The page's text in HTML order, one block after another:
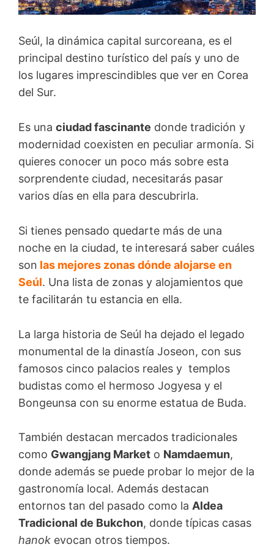
Seúl, la dinámica capital surcoreana, es el
principal destino turístico del país y uno de
los lugares imprescindibles que ver en Corea
del Sur.
Es una ciudad fascinante donde tradición y
modernidad coexisten en peculiar armonía. Si
quieres conocer un poco más sobre esta
sorprendente ciudad, necesitarás pasar
varios días en ella para descubrirla.
Si tienes pensado quedarte más de una
noche en la ciudad, te interesará saber cuáles
son las mejores zonas dónde alojarse en
Seúl. Una lista de zonas y alojamientos que
te facilitarán tu estancia en ella.
La larga historia de Seúl ha dejado el legado
monumental de la dinastía Joseon, con sus
famosos cinco palacios reales y templos
budistas como el hermoso Jogyesa y el
Bongeunsa con su enorme estatua de Buda.
También destacan mercados tradicionales
como Gwangjang Market o Namdaemun,
donde además se puede probar lo mejor de la
gastronomía local. Además destacan
entornos tan del pasado como la Aldea
Tradicional de Bukchon, donde típicas casas
hanok evocan otros tiempos.